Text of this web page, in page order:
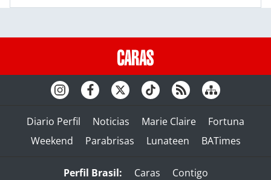
Diario Perfil Noticias Marie Claire
Fortuna
Weekend
Parabrisas Lunateen BATimes
Perfil Brasil: Caras Contigo